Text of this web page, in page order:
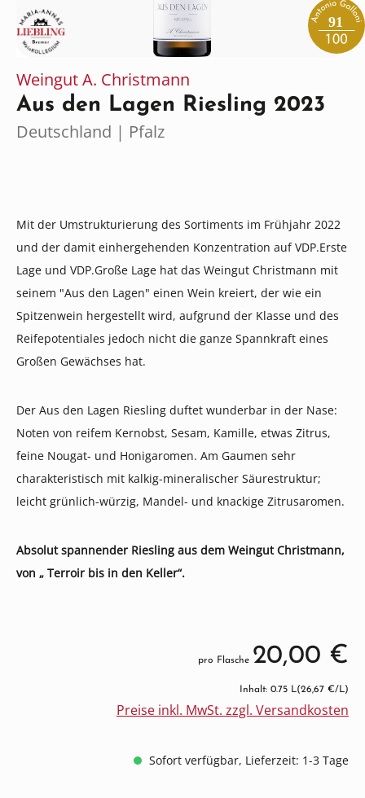
91
Weingut A. Christmann
Aus den Lagen Riesling 2023
Deutschland | Pfalz
Mit der Umstrukturierung des Sortiments im Frühjahr 2022
und der damit einhergehenden Konzentration auf VDP.Erste
Lage und VDP.Große Lage hat das Weingut Christmann mit
seinem "Aus den Lagen" einen Wein kreiert, der wie ein
Spitzenwein hergestellt wird, aufgrund der Klasse und des
Reifepotentiales jedoch nicht die ganze Spannkraft eines
Großen Gewächses hat.
Der Aus den Lagen Riesling duftet wunderbar in der Nase:
Noten von reifem Kernobst, Sesam, Kamille, etwas Zitrus,
feine Nougat- und Honigaromen. Am Gaumen sehr
charakteristisch mit kalkig-mineralischer Säurestruktur;
leicht grünlich-würzig, Mandel- und knackige Zitrusaromen.
Absolut spannender Riesling aus dem Weingut Christmann,
von „ Terroir bis in den Keller“.
pro Flasche 20,00 €
Inhalt: 0.75 L(26,67 €/L)
Preise inkl. MwSt. zzgl. Versandkosten
Sofort verfügbar, Lieferzeit: 1-3 Tage